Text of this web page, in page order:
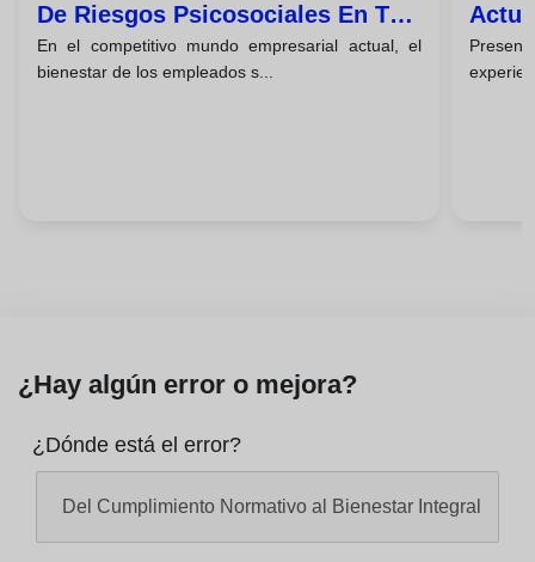
De Riesgos Psicosociales En Tu
Empresa
En el competitivo mundo empresarial actual, el
bienestar de los empleados s...
¿Hay algún error o mejora?
¿Dónde está el error?